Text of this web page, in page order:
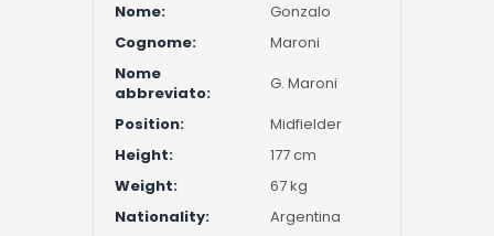
Nome:
Gonzalo
Cognome:
Maroni
Nome
abbreviato:
G. Maroni
Position:
Midfielder
Height:
177 cm
Weight:
67 kg
Nationality:
Argentina